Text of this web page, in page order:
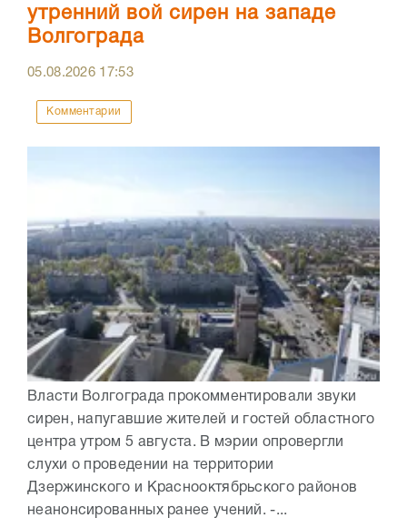
утренний вой сирен на западе
Волгограда
05.08.2026 17:53
Комментарии
Власти Волгограда прокомментировали звуки
сирен, напугавшие жителей и гостей областного
центра утром 5 августа. В мэрии опровергли
слухи о проведении на территории
Дзержинского и Краснооктябрьского районов
неанонсированных ранее учений. -...